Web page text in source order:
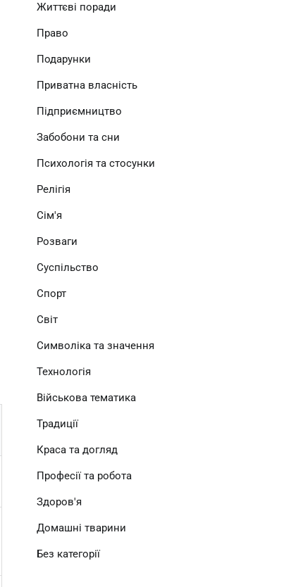
Життєві поради
Право
Подарунки
Приватна власність
Підприємництво
Забобони та сни
Психологія та стосунки
Релігія
Сім'я
Розваги
Суспільство
Спорт
Світ
Символіка та значення
Технологія
Військова тематика
Традиції
Краса та догляд
Професії та робота
Здоров'я
Домашні тварини
Без категорії